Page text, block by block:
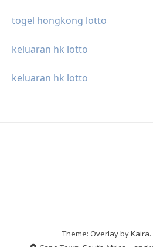
togel hongkong lotto
keluaran hk lotto
keluaran hk lotto
Theme: Overlay byKaira.